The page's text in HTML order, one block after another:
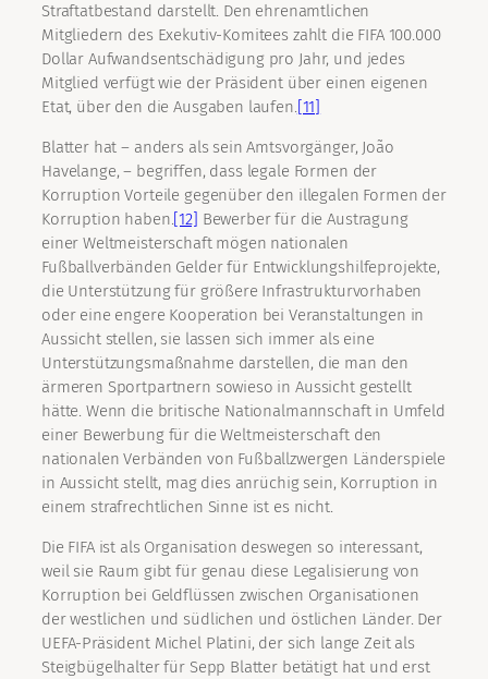
Straftatbestand darstellt. Den ehrenamtlichen
Mitgliedern des Exekutiv-Komitees zahlt die FIFA 100.000
Dollar Aufwandsentschädigung pro Jahr, und jedes
Mitglied verfügt wie der Präsident über einen eigenen
Etat, über den die Ausgaben laufen.[11]
Blatter hat – anders als sein Amtsvorgänger, João
Havelange, – begriffen, dass legale Formen der
Korruption Vorteile gegenüber den illegalen Formen der
Korruption haben.[12] Bewerber für die Austragung
einer Weltmeisterschaft mögen nationalen
Fußballverbänden Gelder für Entwicklungshilfeprojekte,
die Unterstützung für größere Infrastrukturvorhaben
oder eine engere Kooperation bei Veranstaltungen in
Aussicht stellen, sie lassen sich immer als eine
Unterstützungsmaßnahme darstellen, die man den
ärmeren Sportpartnern sowieso in Aussicht gestellt
hätte. Wenn die britische Nationalmannschaft in Umfeld
einer Bewerbung für die Weltmeisterschaft den
nationalen Verbänden von Fußballzwergen Länderspiele
in Aussicht stellt, mag dies anrüchig sein, Korruption in
einem strafrechtlichen Sinne ist es nicht.
Die FIFA ist als Organisation deswegen so interessant,
weil sie Raum gibt für genau diese Legalisierung von
Korruption bei Geldflüssen zwischen Organisationen
der westlichen und südlichen und östlichen Länder. Der
UEFA-Präsident Michel Platini, der sich lange Zeit als
Steigbügelhalter für Sepp Blatter betätigt hat und erst